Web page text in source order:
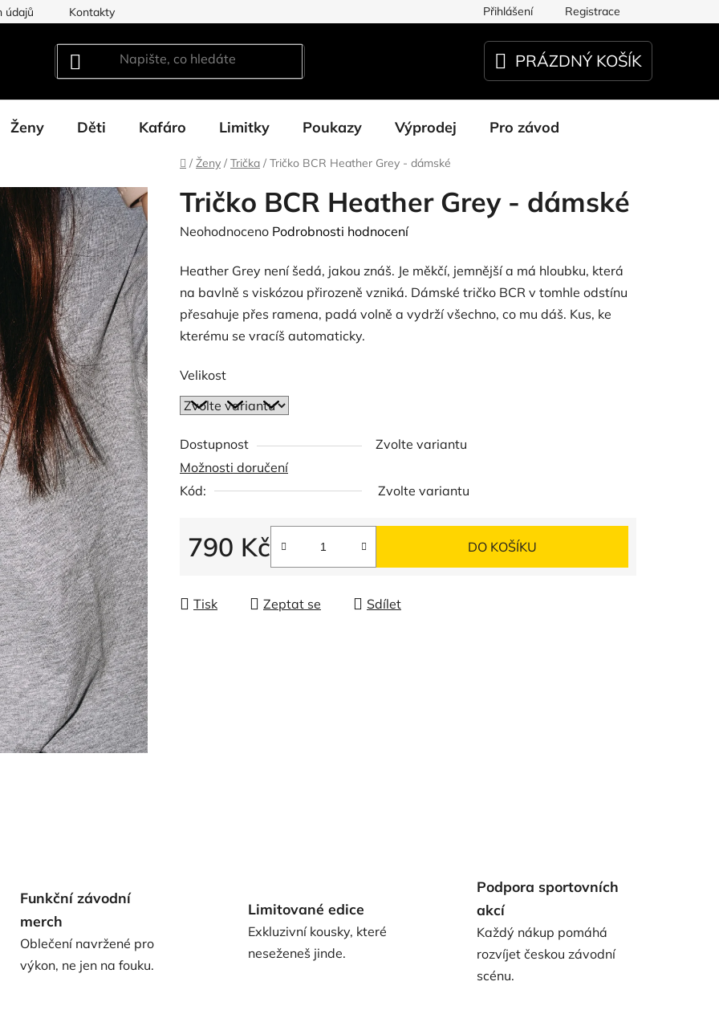
údajů Kontakty Přihlášení Registrace
NÁKUPNÍ
KOŠÍK
PRÁZDNÝ KOŠÍK
Ženy Děti Kafáro Limitky Poukazy Výprodej Pro závod
Domů
/ Ženy / Trička / Tričko BCR Heather Grey - dámské
Tričko BCR Heather Grey - dámské
Průměrné
produktu
je
0,0
z
hvězdiček.
Neohodnoceno Podrobnosti hodnocení
Heather Grey není šedá, jakou znáš. Je měkčí, jemnější a má hloubku, která
na bavlně s viskózou přirozeně vzniká. Dámské tričko BCR v tomhle odstínu
přesahuje přes ramena, padá volně a vydrží všechno, co mu dáš. Kus, ke
kterému se vracíš automaticky.
Velikost
Dostupnost
Zvolte variantu
Možnosti doručení
Kód:
Zvolte variantu
790 Kč DO KOŠÍKU
Tisk Zeptat se Sdílet
Funkční závodní
merch
Oblečení navržené pro
výkon, ne jen na fouku.
Limitované edice
Exkluzivní kousky, které
neseženeš jinde.
Podpora sportovních
akcí
Každý nákup pomáhá
rozvíjet českou závodní
scénu.